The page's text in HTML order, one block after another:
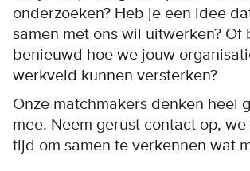
onderzoeken? Heb je een idee
samen met ons wil uitwerken? Of
benieuwd hoe we jouw
werkveld kunnen versterken?
Onze matchmakers denken heel
mee. Neem gerust contact op,
tijd om samen te verkennen wat